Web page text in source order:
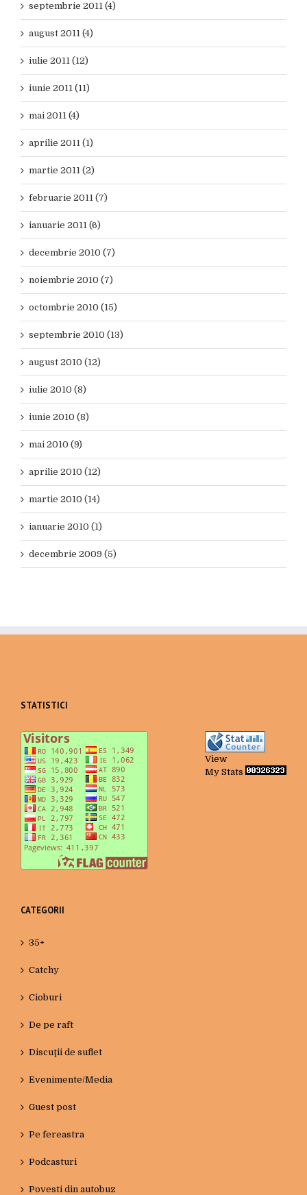
septembrie 2011 (4)
august 2011 (4)
iulie 2011 (12)
iunie 2011 (11)
mai 2011 (4)
aprilie 2011 (1)
martie 2011 (2)
februarie 2011 (7)
ianuarie 2011 (6)
decembrie 2010 (7)
noiembrie 2010 (7)
octombrie 2010 (15)
septembrie 2010 (13)
august 2010 (12)
iulie 2010 (8)
iunie 2010 (8)
mai 2010 (9)
aprilie 2010 (12)
martie 2010 (14)
ianuarie 2010 (1)
decembrie 2009 (5)
STATISTICI
View
My Stats
CATEGORII
35+
Catchy
Cioburi
De pe raft
Discuţii de suflet
Evenimente/Media
Guest post
Pe fereastra
Podcasturi
Povesti din autobuz